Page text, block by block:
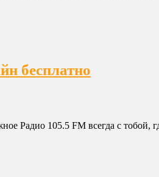
бесплатно
Радио 105.5 FM всегда с